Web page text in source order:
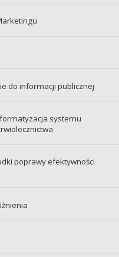
do informacji publicznej
systemu
poprawy efektywności